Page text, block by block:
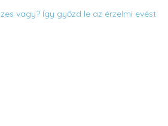
vagy? Így győzd le az érzelmi evést